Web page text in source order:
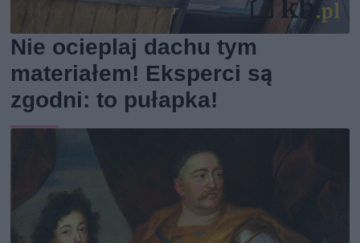
Nie ocieplaj dachu tym
materiałem! Eksperci są
zgodni: to pułapka!